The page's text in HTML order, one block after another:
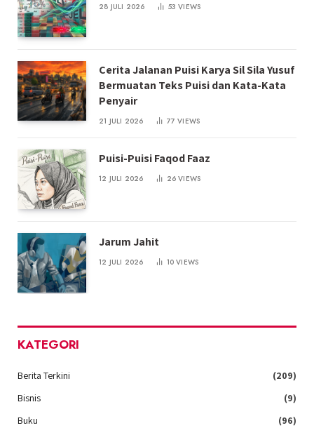
28 JULI 2026 53VIEWS
Cerita Jalanan Puisi Karya Sil Sila Yusuf
Bermuatan Teks Puisi dan Kata-Kata
Penyair
21 JULI 2026 77VIEWS
Puisi-Puisi Faqod Faaz
12 JULI 2026 26VIEWS
Jarum Jahit
12 JULI 2026 10VIEWS
KATEGORI
Berita Terkini
(209)
Bisnis
(9)
Buku
(96)